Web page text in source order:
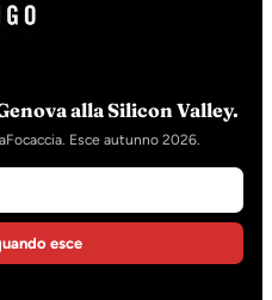
alla Silicon Valley.
Esce autunno 2026.
esce